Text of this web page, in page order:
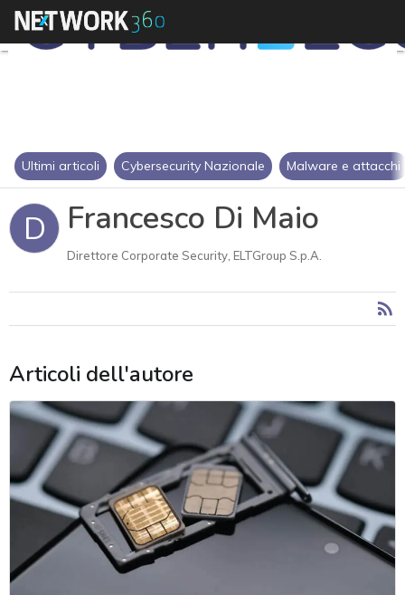
Ultimi articoli Cybersecurity Nazionale Malware e attacchi
D Francesco Di Maio
Direttore Corporate Security, ELTGroup S.p.A.
Articoli dell'autore